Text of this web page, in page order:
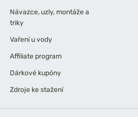
Návazce, uzly, montáže a
triky
Vaření u vody
Affiliate program
Dárkové kupóny
Zdroje ke stažení